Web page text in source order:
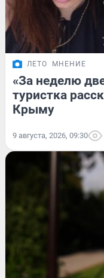
ЛЕТО МНЕНИЕ
«За неделю
туристка
Крыму
9 августа, 2026, 09:30